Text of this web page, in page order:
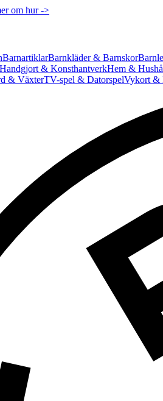
om hur ->
BarnartiklarBarnkläder & Barnskor
Handgjort & KonsthantverkHem &
& VäxterTV-spel & DatorspelVykort &